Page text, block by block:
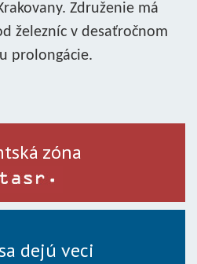
Združenie má
železníc v desaťročnom
prolongácie.
zóna
dejú veci